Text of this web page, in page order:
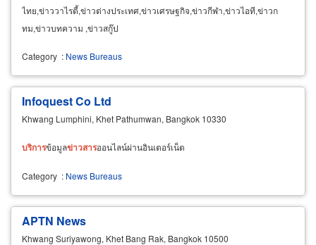
ไทย,ข่าววาไรตี้,ข่าวต่างประเทศ,ข่าวเศรษฐกิจ,ข่าวกีฬา,ข่าวไอที,ข่าวก
ทม,ข่าวบทความ ,ข่าวสกู๊ป
Category : News Bureaus
Infoquest Co Ltd
Khwang Lumphini, Khet Pathumwan, Bangkok 10330
บริการข้อมูลข่าวสารออนไลน์ผ่านอินเตอร์เน็ต
Category : News Bureaus
APTN News
Khwang Suriyawong, Khet Bang Rak, Bangkok 10500